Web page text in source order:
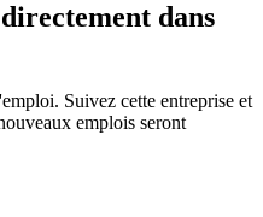
dans
Suivez cette entreprise et
emplois seront